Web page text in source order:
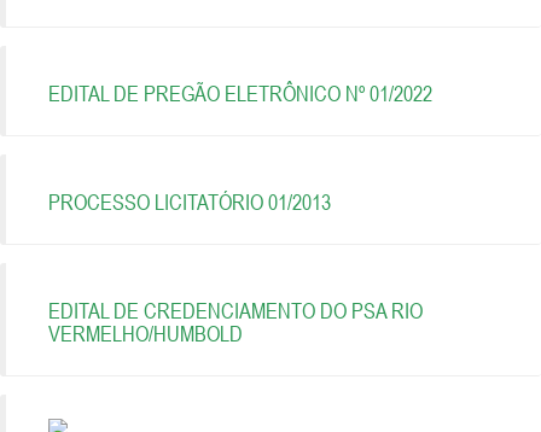
EDITAL DE PREGÃO ELETRÔNICO Nº 01/2022
PROCESSO LICITATÓRIO 01/2013
EDITAL DE CREDENCIAMENTO DO PSA RIO
VERMELHO/HUMBOLD